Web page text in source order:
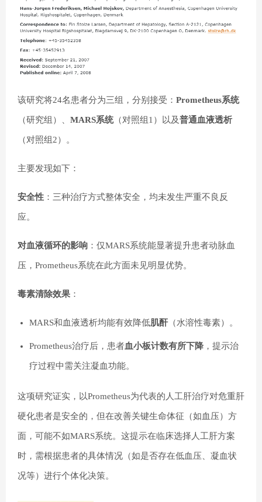
该研究将24名患者分为三组，分别接受： Prometheus系统
（研究组）、 MARS系统（对照组1）以及普通血液透析
（对照组2）。
主要发现如下：
安全性 ：三种治疗方式整体安全，均未发生严重不良反
应。
对血液循环的影响 ：仅MARS系统能显著提升患者动脉血
压，Prometheus系统在此方面未见明显优势。
毒素清除效果 ：
MARS和血液透析均能有效降低肌酐（水溶性毒素）。
Prometheus治疗后，患者血小板计数有所下降 ，提示治
疗过程中需关注凝血功能。
这项研究证实，以Prometheus为代表的人工肝治疗对危重肝
硬化患者是安全的，但在改善关键生命体征（如血压）方
面，可能不如MARS系统。这提示在临床选择人工肝方案
时，需根据患者的具体情况（如是否存在低血压、凝血状
况等）进行个体化决策。